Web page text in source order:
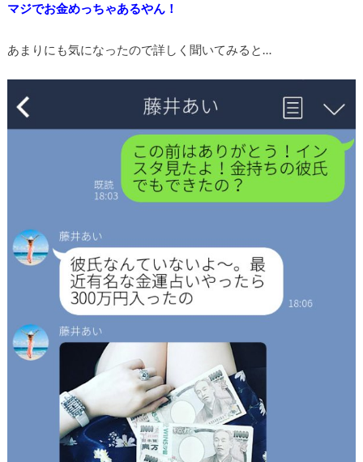
マジでお金めっちゃあるやん！
あまりにも気になったので詳しく聞いてみると…